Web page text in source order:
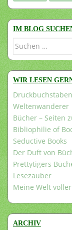
IM BLOG
Suchen
WIR LESEN
Druckbuchstaben
Weltenwanderer
Bücher – Seiten
Bibliophilie of
Seductive Books
Der Duft von
Prettytigers
Lesezauber
Meine Welt
ARCHIV